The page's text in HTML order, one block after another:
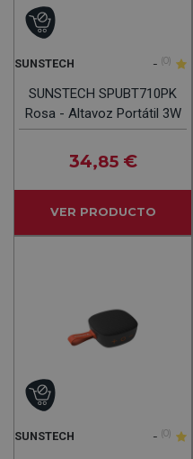
SUNSTECH - (0)
SUNSTECH SPUBT710PK
Rosa - Altavoz Portátil 3W
34,85 €
VER PRODUCTO
SUNSTECH - (0)